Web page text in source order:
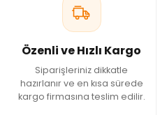
Özenli ve Hızlı Kargo
Siparişleriniz dikkatle
hazırlanır ve en kısa sürede
kargo firmasına teslim edilir.